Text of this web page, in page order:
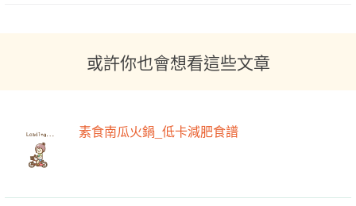
或許你也會想看這些文章
素食南瓜火鍋_低卡減肥食譜